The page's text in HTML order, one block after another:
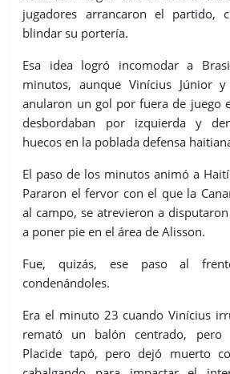
jugadores arrancaron el partido,
blindar su portería.
Esa idea logró incomodar a
minutos, aunque Vinícius Júnior
anularon un gol por fuera de juego
desbordaban por izquierda y
huecos en la poblada defensa
El paso de los minutos animó a
Pararon el fervor con el que la
al campo, se atrevieron a
a poner pie en el área de Alisson.
Fue, quizás, ese paso al
condenándoles.
Era el minuto 23 cuando Vinícius
remató un balón centrado, pero
Placide tapó, pero dejó muerto